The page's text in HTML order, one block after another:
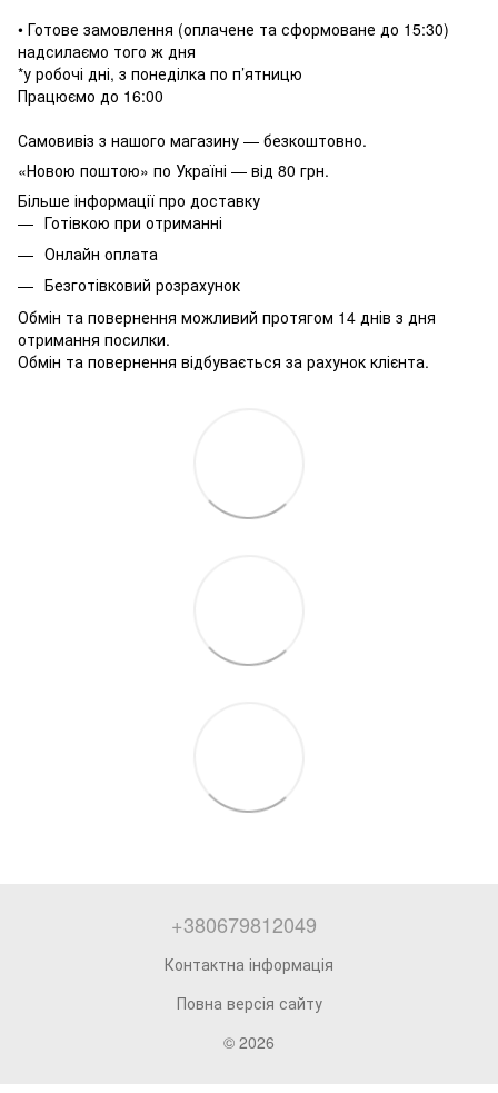
• Готове замовлення (оплачене та сформоване до 15:30)
надсилаємо того ж дня
*у робочі дні, з понеділка по п’ятницю
Працюємо до 16:00
Самовивіз з нашого магазину — безкоштовно.
«Новою поштою» по Україні — від 80 грн.
Більше інформації про доставку
Готівкою при отриманні
Онлайн оплата
Безготівковий розрахунок
Обмін та повернення можливий протягом 14 днів з дня
отримання посилки.
Обмін та повернення відбувається за рахунок клієнта.
+380679812049
Контактна інформація
Повна версія сайту
© 2026